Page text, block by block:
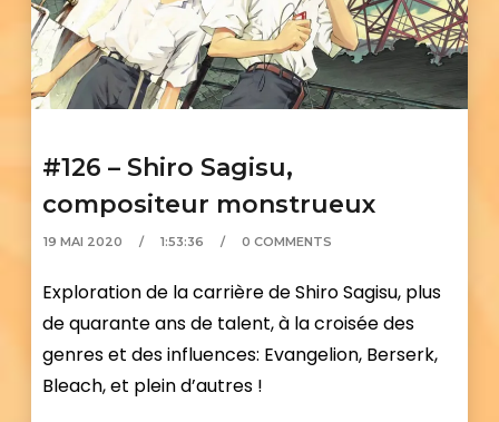
#126 – Shiro Sagisu,
compositeur monstrueux
19 MAI 2020 1:53:36 0 COMMENTS
Exploration de la carrière de Shiro Sagisu, plus
de quarante ans de talent, à la croisée des
genres et des influences: Evangelion, Berserk,
Bleach, et plein d’autres !